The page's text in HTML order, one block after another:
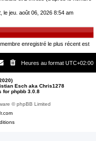
, le jeu. août 06, 2026 8:54 am
enregistré le plus récent est
Heures au format UTC+02:00
Esch aka Chris1278
for phpbb 3.0.8
© phpBB Limited